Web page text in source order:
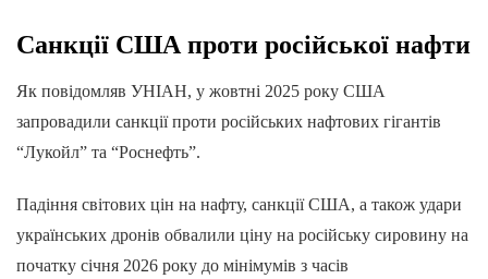
Санкції США проти російської нафти
Як повідомляв УНІАН, у жовтні 2025 року США
запровадили санкції проти російських нафтових гігантів
“Лукойл” та “Роснефть”.
Падіння світових цін на нафту, санкції США, а також удари
українських дронів обвалили ціну на російську сировину на
початку січня 2026 року до мінімумів з часів